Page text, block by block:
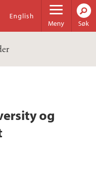
Meny
English
Søk
og